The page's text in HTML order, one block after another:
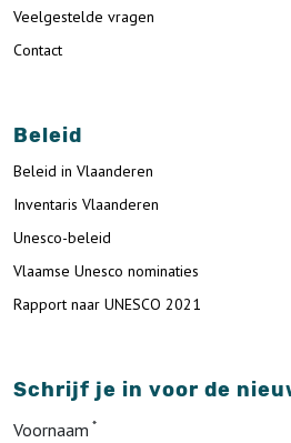
Veelgestelde vragen
Contact
Beleid
Beleid in Vlaanderen
Inventaris Vlaanderen
Unesco-beleid
Vlaamse Unesco nominaties
Rapport naar UNESCO 2021
Schrijf je in voor de
Voornaam